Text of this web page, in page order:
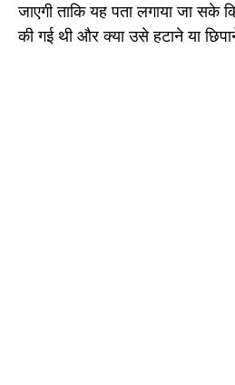
जाएगी ताकि यह पता लगाया जा सके
की गई थी और क्या उसे हटाने या